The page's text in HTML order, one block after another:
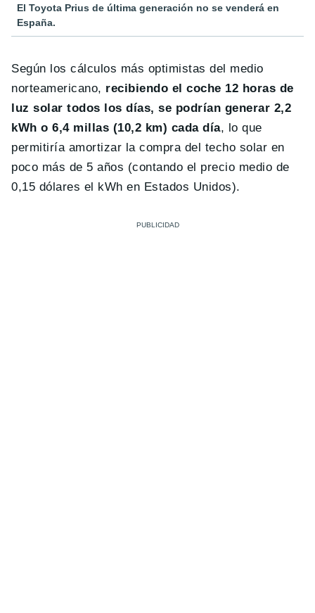
El Toyota Prius de última generación no se venderá en
España.
Según los cálculos más optimistas del medio
norteamericano, recibiendo el coche 12 horas de
luz solar todos los días, se podrían generar 2,2
kWh o 6,4 millas (10,2 km) cada día, lo que
permitiría amortizar la compra del techo solar en
poco más de 5 años (contando el precio medio de
0,15 dólares el kWh en Estados Unidos).